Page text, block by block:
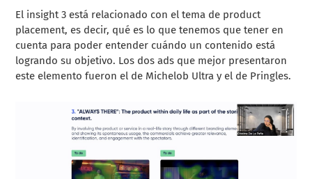
El insight 3 está relacionado con el tema de product
placement, es decir, qué es lo que tenemos que tener en
cuenta para poder entender cuándo un contenido está
logrando su objetivo. Los dos ads que mejor presentaron
este elemento fueron el de Michelob Ultra y el de Pringles.